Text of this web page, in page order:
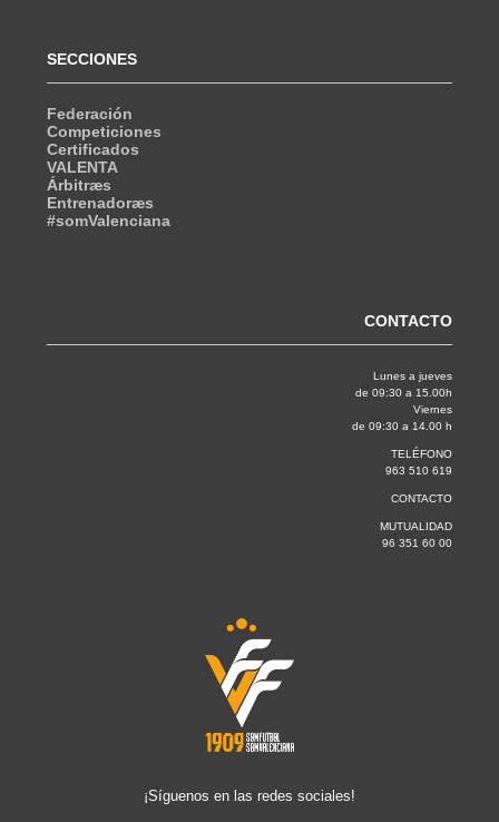
SECCIONES
Federación
Competiciones
Certificados
VALENTA
Árbitræs
Entrenadoræs
#somValenciana
CONTACTO
Lunes a jueves
de 09:30 a 15.00h
Viernes
de 09:30 a 14.00 h
TELÉFONO
963 510 619
CONTACTO
MUTUALIDAD
96 351 60 00
¡Síguenos en las redes sociales!